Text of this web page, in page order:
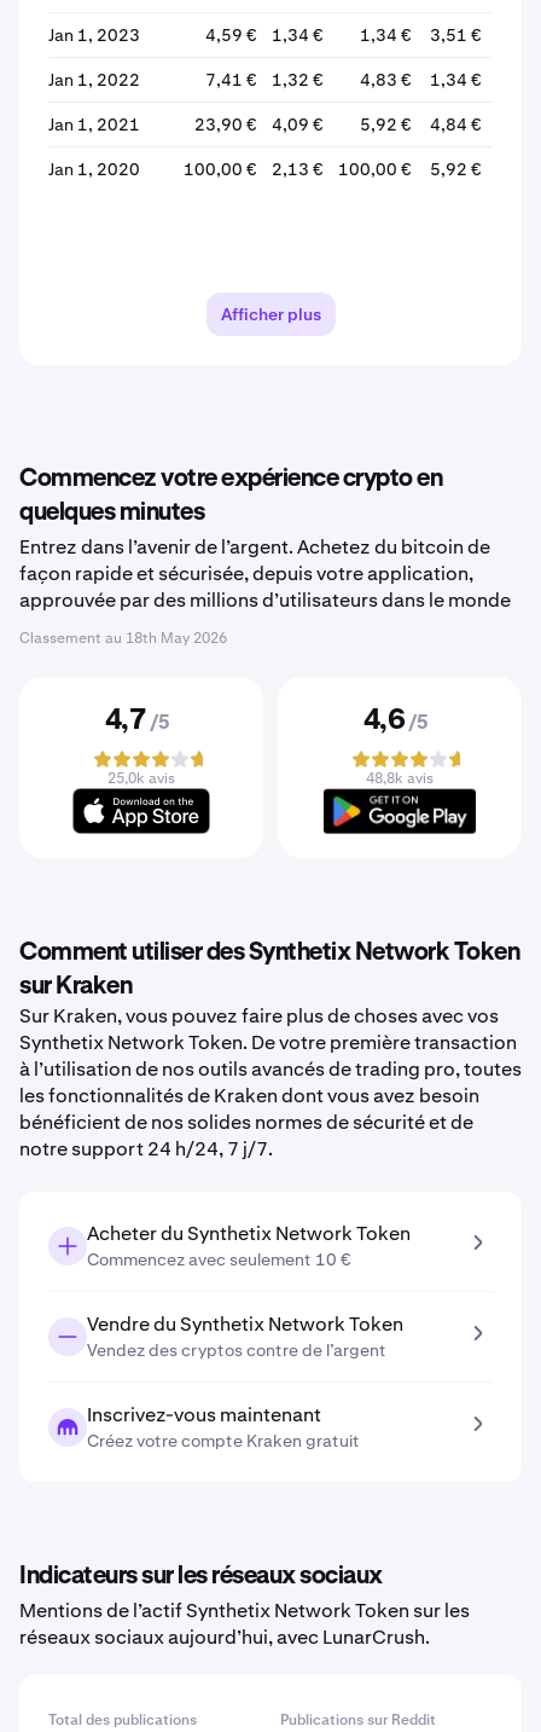
Jan 1, 2023 4,59 € 1,34 € 1,34 € 3,51 €
Jan 1, 2022 7,41 € 1,32 € 4,83 € 1,34 €
Jan 1, 2021 23,90 € 4,09 € 5,92 € 4,84 €
Jan 1, 2020 100,00 € 2,13 € 100,00 € 5,92 €
Afficher plus
Commencez votre expérience crypto en
quelques minutes
Entrez dans l’avenir de l’argent. Achetez du bitcoin de
façon rapide et sécurisée, depuis votre application,
approuvée par des millions d’utilisateurs dans le monde
Classement au 18th May 2026
4,7 /5
25,0k avis
4,6 /5
48,8k avis
Comment utiliser des Synthetix Network Token
sur Kraken
Sur Kraken, vous pouvez faire plus de choses avec vos
Synthetix Network Token. De votre première transaction
à l’utilisation de nos outils avancés de trading pro, toutes
les fonctionnalités de Kraken dont vous avez besoin
bénéficient de nos solides normes de sécurité et de
notre support 24 h/24, 7 j/7.
Acheter du Synthetix Network Token
Commencez avec seulement 10 €
Vendre du Synthetix Network Token
Vendez des cryptos contre de l’argent
Inscrivez-vous maintenant
Créez votre compte Kraken gratuit
Indicateurs sur les réseaux sociaux
Mentions de l’actif Synthetix Network Token sur les
réseaux sociaux aujourd’hui, avec LunarCrush.
Total des publications Publications sur Reddit